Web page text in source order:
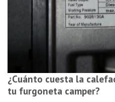
¿Cuánto cuesta la
tu furgoneta camper?